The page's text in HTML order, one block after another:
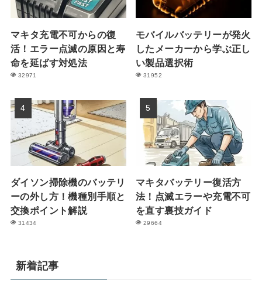
マキタ充電不可からの復
活！エラー点滅の原因と寿
命を延ばす対処法
32971
モバイルバッテリーが発火
したメーカーから学ぶ正し
い製品選択術
31952
ダイソン掃除機のバッテリ
ーの外し方！機種別手順と
交換ポイント解説
31434
マキタバッテリー復活方
法！点滅エラーや充電不可
を直す裏技ガイド
29664
新着記事